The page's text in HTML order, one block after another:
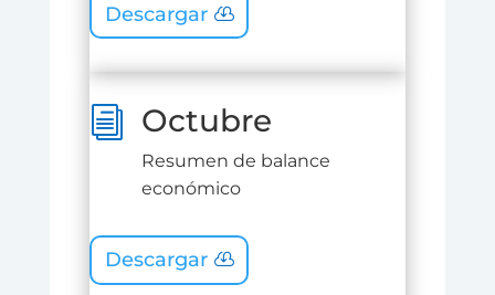
Descargar
i Octubre
Resumen de balance
económico
Descargar